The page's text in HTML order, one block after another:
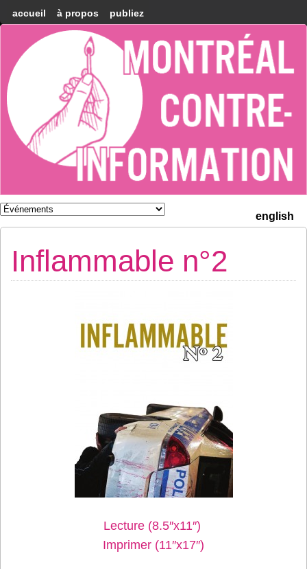
accueil à propos publiez
Montréal
Counter-
information
english
Inflammable n°2
Lecture (8.5″x11″)
Imprimer (11″x17″)